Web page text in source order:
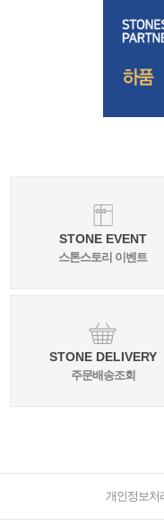
STONE EVENT
스톤스토리 이벤트
STONE DELIVERY
주문배송조회
개인정보처